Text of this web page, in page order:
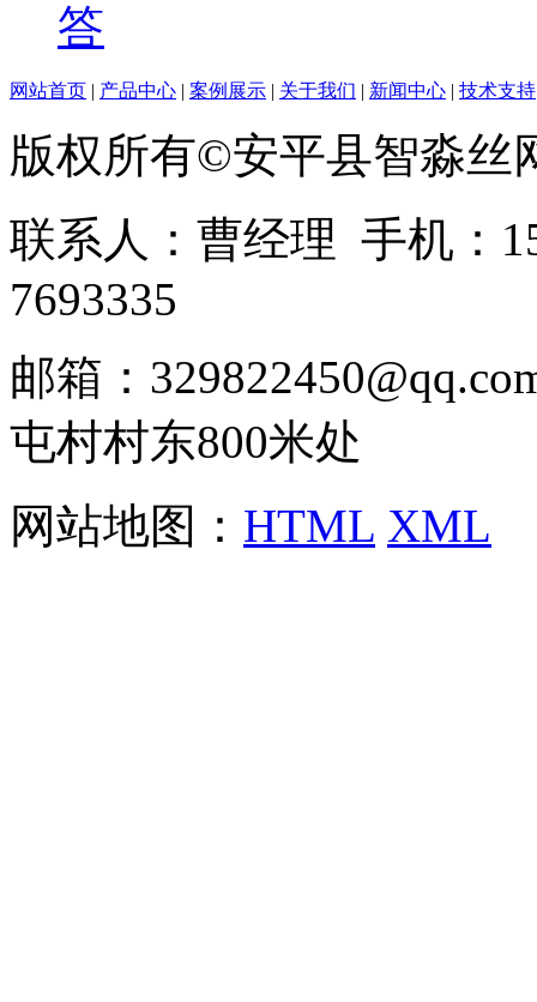
答
网站首页 | 产品中心 | 案例展示 | 关于我们 | 新闻中心 | 技术支持
版权所有©安平县智淼丝
联系人：曹经理 手机：
7693335
邮箱：
屯村村东800米处
网站地图： HTML XML